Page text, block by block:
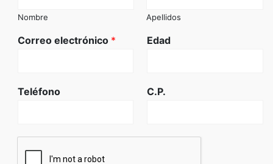
Nombre Apellidos
Correo electrónico * Edad
Teléfono C.P.